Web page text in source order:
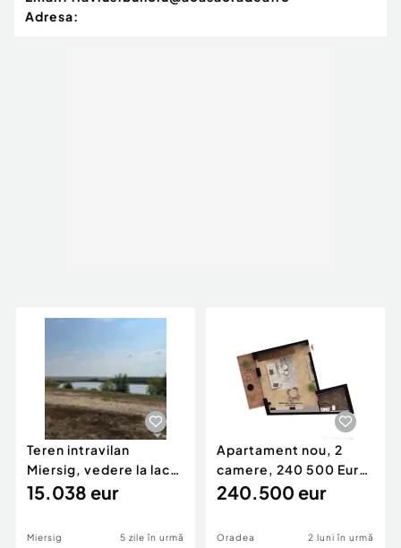
Adresa:
Teren intravilan
Miersig, vedere la lac.
12,5 E/mp neg. C...
15.038 eur
Miersig 5 zile în urmă
Apartament nou, 2
camere, 240 500 Euro.
Comision 0.
240.500 eur
Oradea 2 luni în urmă